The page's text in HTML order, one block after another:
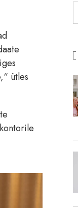
ütles